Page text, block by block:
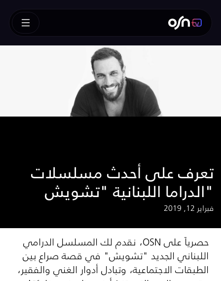
تعرف على أحدث مسلسلات
الدراما اللبنانية "تشويش"
فبراير 12, 2019
حصرياً علىOSN، نقدم لك المسلسل الدرامي
اللبناني الجديد "تشويش" في قصة صراع بين
الطبقات الاجتماعية، وتبادل أدوار الغني والفقير،